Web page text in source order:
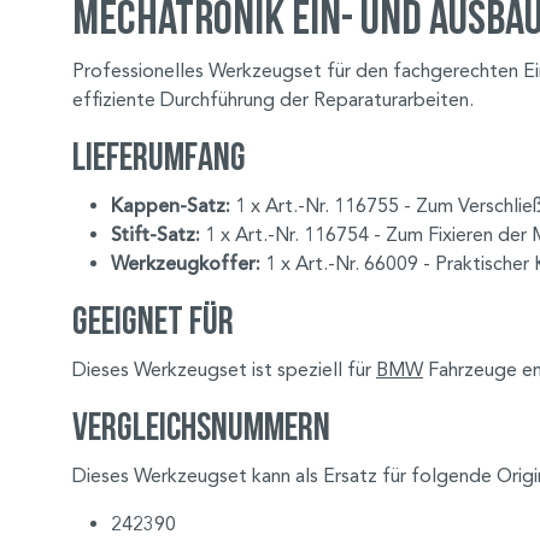
Mechatronik Ein- und
Professionelles Werkzeugset für den fachgerechten
effiziente Durchführung der Reparaturarbeiten.
Lieferumfang
Kappen-Satz: 1 x Art.-Nr. 116755 - Zum
Stift-Satz: 1 x Art.-Nr. 116754 - Zum Fixieren
Werkzeugkoffer: 1 x Art.-Nr. 66009 -
Geeignet für
Dieses Werkzeugset ist speziell für BMWFahrzeuge
Vergleichsnummern
Dieses Werkzeugset kann als Ersatz für folgende
242390